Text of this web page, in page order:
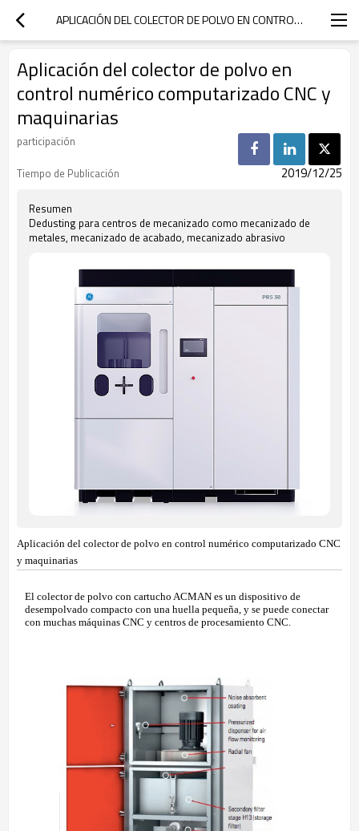
APLICACIÓN DEL COLECTOR DE POLVO EN CONTROL NUMÉRICO COMPUTARIZADO CNC Y MAQUINARIAS
Aplicación del colector de polvo en
control numérico computarizado CNC y
maquinarias
participación
Tiempo de Publicación
2019/12/25
Resumen
Dedusting para centros de mecanizado como mecanizado de
metales, mecanizado de acabado, mecanizado abrasivo
Aplicación del colector de polvo en control numérico computarizado CNC
y maquinarias
El colector de polvo con cartucho ACMAN es un dispositivo de
desempolvado compacto con una huella pequeña, y se puede conectar
con muchas máquinas CNC y centros de procesamiento CNC.